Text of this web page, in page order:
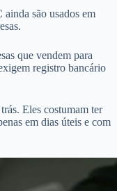
são usados em
que vendem para
registro bancário
Eles costumam ter
em dias úteis e com